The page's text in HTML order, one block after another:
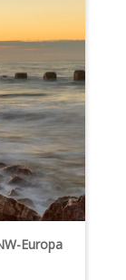
Europa